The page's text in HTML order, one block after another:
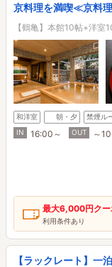
京料理を満喫≪京料
【鶴亀】本館10帖+洋
和洋室 朝・夕
禁煙ル
IN
16:00～ OUT ～
最大6,000円ク
利用条件あり
【ラックレート】